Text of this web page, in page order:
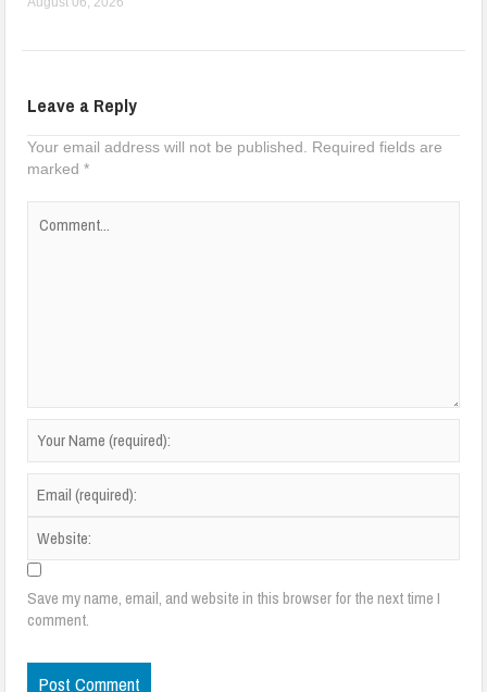
Leave a Reply
Your email address will not be published.
Required fields are
marked*
Save my name, email, and website in this browser for the next time I
comment.